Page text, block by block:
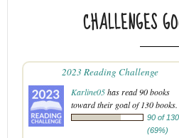
CHALLENGES
2023 Reading Challenge
Karline05has read 90 books
toward their goal of 130 books.
90 of 130
(69%)